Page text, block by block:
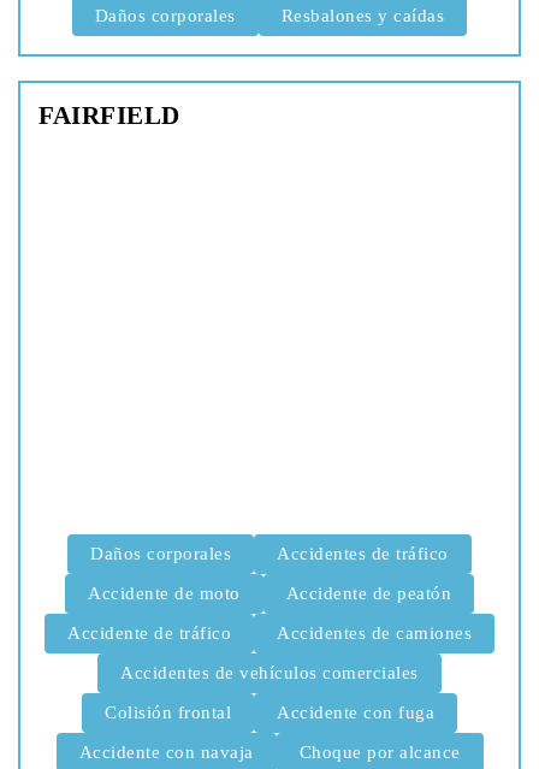
Daños corporales Resbalones y caídas
FAIRFIELD
Daños corporales Accidentes de tráfico
Accidente de moto Accidente de peatón
Accidente de tráfico Accidentes de camiones
Accidentes de vehículos comerciales
Colisión frontal Accidente con fuga
Accidente con navaja Choque por alcance